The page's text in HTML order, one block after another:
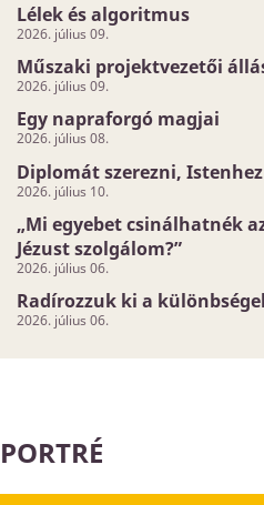
Lélek és algoritmus
2026. július 09.
Műszaki projektvezetői
2026. július 09.
Egy napraforgó magjai
2026. július 08.
Diplomát szerezni,
2026. július 10.
„Mi egyebet csinálhatnék
Jézust szolgálom?”
2026. július 06.
Radírozzuk ki a
2026. július 06.
PORTRÉ